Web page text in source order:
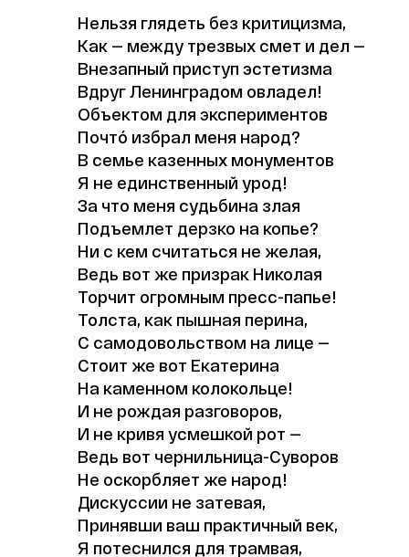
Нельзя глядеть без критицизма,
Как — между трезвых смет и дел —
Внезапный приступ эстетизма
Вдруг Ленинградом овладел!
Объектом для экспериментов
Почтó избрал меня народ?
В семье казенных монументов
Я не единственный урод!
За что меня судьбина злая
Подъемлет дерзко на копье?
Ни с кем считаться не желая,
Ведь вот же призрак Николая
Торчит огромным пресс-папье!
Толста, как пышная перина,
С самодовольством на лице —
Стоит же вот Екатерина
На каменном колокольце!
И не рождая разговоров,
И не кривя усмешкой рот —
Ведь вот чернильница-Суворов
Не оскорбляет же народ!
Дискуссии не затевая,
Принявши ваш практичный век,
Я потеснился для трамвая,